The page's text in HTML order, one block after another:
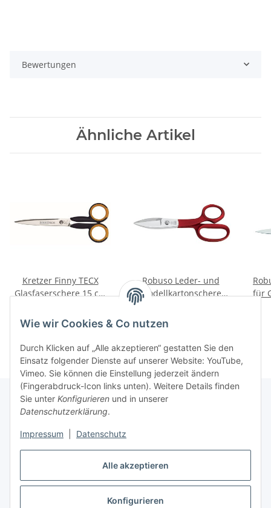
Alle akzeptieren
Konfigurieren
Wie wir Cookies & Co nutzen
Durch Klicken auf „Alle akzeptieren“ gestatten Sie den
Einsatz folgender Dienste auf unserer Website: YouTube,
Vimeo. Sie können die Einstellung jederzeit ändern
(Fingerabdruck-Icon links unten). Weitere Details finden
Sie unter Konfigurieren und in unserer
Datenschutzerklärung.
Impressum Datenschutz
Bewertungen
Ähnliche Artikel
Kretzer Finny TECX
Glasfaserschere 15 cm
Robuso Leder- und
Modellkartonschere
7,75" (1073/D) (20 cm)
für
Vertrag widerrufen